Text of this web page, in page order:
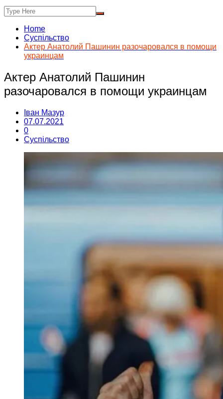
Home
Суспільство
Актер Анатолий Пашинин разочаровался в помощи
украинцам
Актер Анатолий Пашинин
разочаровался в помощи украинцам
Іван Мазур
07.07.2021
0
Суспільство